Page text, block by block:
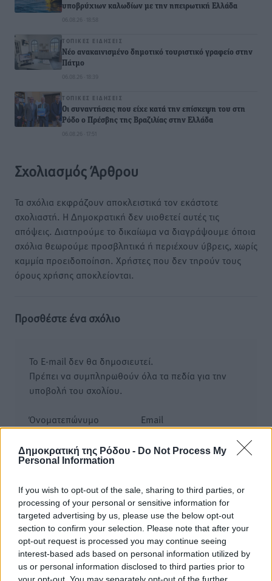
Δημοκρατική της Ρόδου - Do Not Process My
Personal Information
If you wish to opt-out of the sale, sharing to third parties, or
processing of your personal or sensitive information for
targeted advertising by us, please use the below opt-out
section to confirm your selection. Please note that after your
opt-out request is processed you may continue seeing
interest-based ads based on personal information utilized by
us or personal information disclosed to third parties prior to
υποβρύχιων καλωδίων με την ηπειρωτική Ελλάδα
06.08.26 · 18:58
ΤΟΠΙΚΈΣ ΕΙΔΉΣΕΙΣ
Νέο ανακαινισμένο δημοτικό τουριστικό γραφείο στην
Πάτμο
06.08.26 · 18:39
ΤΟΠΙΚΈΣ ΕΙΔΉΣΕΙΣ
Οι συναντήσεις που είχε κατά την επίσκεψη του στη
Ρόδο ο Πρέσβης της Βραζιλίας στην Ελλάδα
06.08.26 · 17:51
Σχολιασμός Άρθρου
Τα σχόλια εκφράζουν αποκλειστικά τον εκάστοτε
σχολιαστή. Η Δημοκρατική δεν υιοθετεί αυτές τις
απόψεις. Διατηρούμε το δικαίωμα να διαγράψουμε όποια
σχόλια θεωρούμε προσβλητικά ή περιέχουν ύβρεις, χωρίς
καμμία προειδοποίηση. Χρήστες που δεν τηρούν τους
όρους χρήσης αποκλείονται.
Προσθέστε ένα σχόλιο
Το E-mail δεν θα δημοσιευτεί.
Πρέπει να συμπληρωθούν όλα τα πεδία για την
υποβολή του σχολίου.
Όνοματεπώνυμο Email